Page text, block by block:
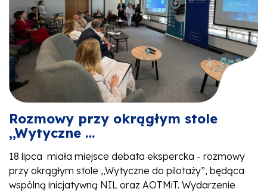
Rozmowy przy okrągłym stole
,,Wytyczne …
18 lipca miała miejsce debata ekspercka - rozmowy
przy okrągłym stole ,,Wytyczne do pilotaży”, będąca
wspólną inicjatywną NIL oraz AOTMiT. Wydarzenie